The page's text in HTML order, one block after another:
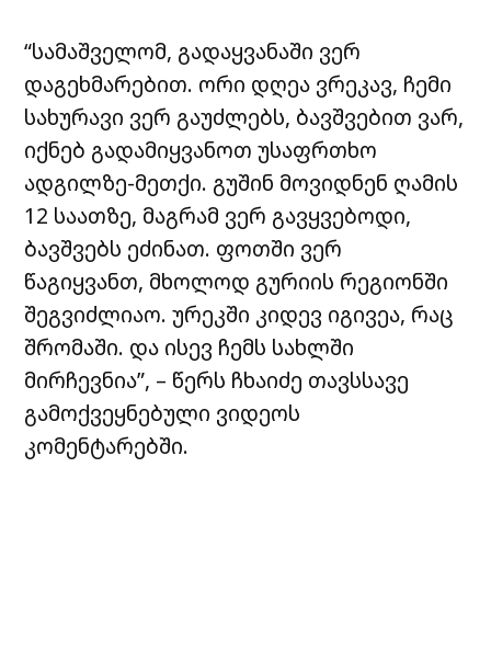
“სამაშველომ, გადაყვანაში ვერ
დაგეხმარებით. ორი დღეა ვრეკავ, ჩემი
სახურავი ვერ გაუძლებს, ბავშვებით ვარ,
იქნებ გადამიყვანოთ უსაფრთხო
ადგილზე-მეთქი. გუშინ მოვიდნენ ღამის
12 საათზე, მაგრამ ვერ გავყვებოდი,
ბავშვებს ეძინათ. ფოთში ვერ
წაგიყვანთ, მხოლოდ გურიის რეგიონში
შეგვიძლიაო. ურეკში კიდევ იგივეა, რაც
შრომაში. და ისევ ჩემს სახლში
მირჩევნია”, – წერს ჩხაიძე თავსსავე
გამოქვეყნებული ვიდეოს
კომენტარებში.